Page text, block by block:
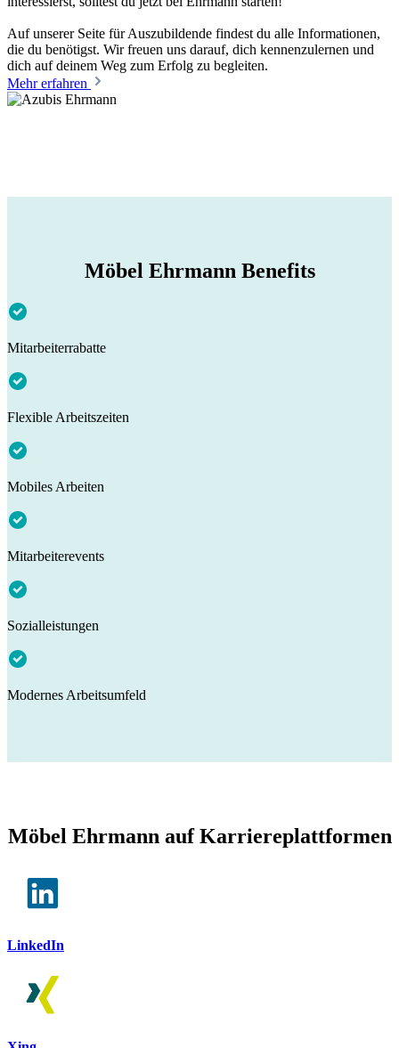
Auf unserer Seite für Auszubildende findest du alle Informationen,
die du benötigst. Wir freuen uns darauf, dich kennenzulernen und
dich auf deinem Weg zum Erfolg zu begleiten.
Mehr erfahren
Möbel Ehrmann Benefits
Mitarbeiterrabatte
Flexible Arbeitszeiten
Mobiles Arbeiten
Mitarbeiterevents
Sozialleistungen
Modernes Arbeitsumfeld
Möbel Ehrmann auf Karriereplattformen
LinkedIn